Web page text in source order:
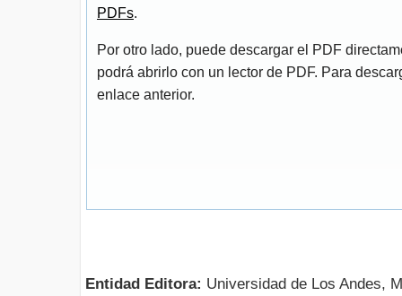
PDFs.
Por otro lado, puede descargar el PDF
podrá abrirlo con un lector de PDF. Para
enlace anterior.
Entidad Editora: Universidad de Los Andes,